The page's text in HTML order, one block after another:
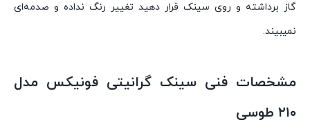
گاز برداشته و روی سینک قرار دهید تغییر رنگ نداده و صدمه‌ای
نمیبیند.
مشخصات فنی سینک گرانیتی فونیکس مدل
۲۱۰ طوسی